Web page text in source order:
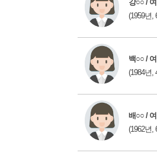
강○○ / 여
(1959년,
백○○ / 여
(1984년,
배○○ / 여
(1962년,